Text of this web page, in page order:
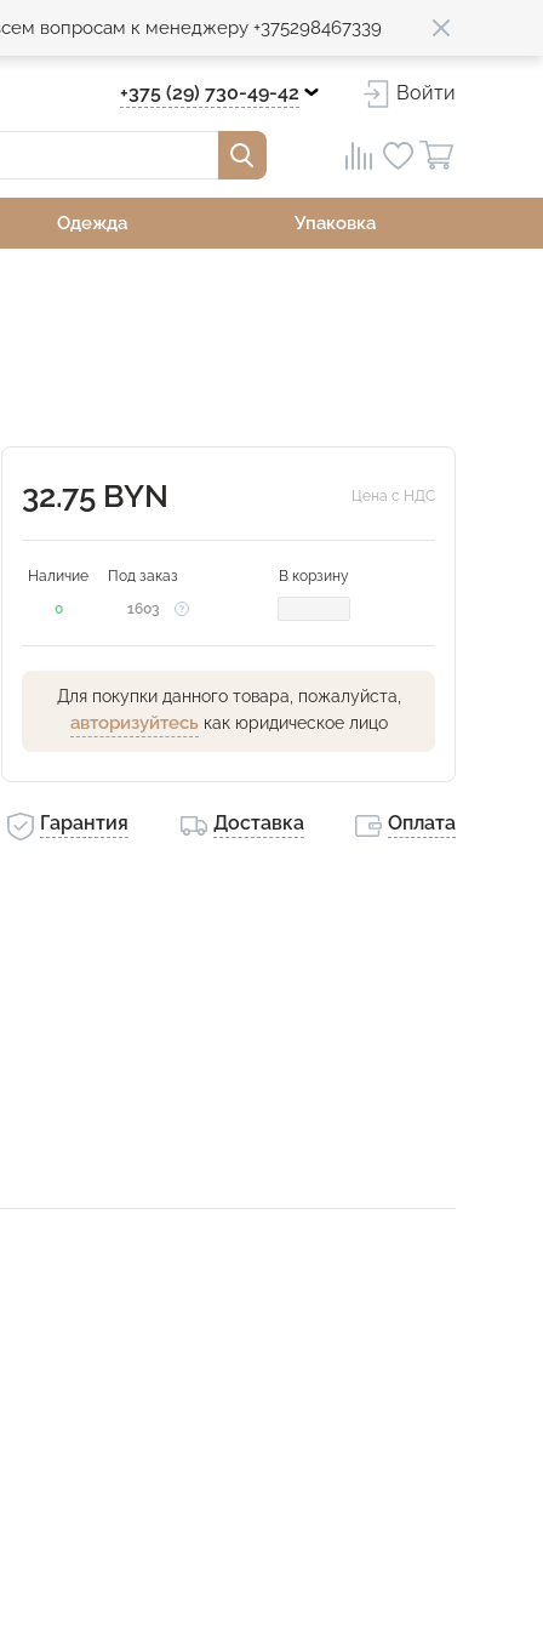
вопросам к менеджеру +375298467339
+375 (29) 730-49-42 Войти
Одежда Упаковка
32.75 BYN Цена с НДС
Наличие Под заказ
В корзину
0
1603
Для покупки данного товара, пожалуйста,
авторизуйтеськак юридическое лицо
Гарантия Доставка Оплата